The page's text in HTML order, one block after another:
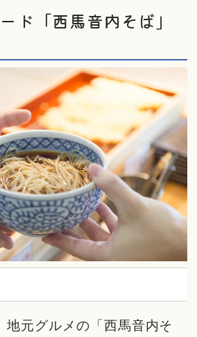
ド「西馬音内そば」
地元グルメの「西馬音内そ